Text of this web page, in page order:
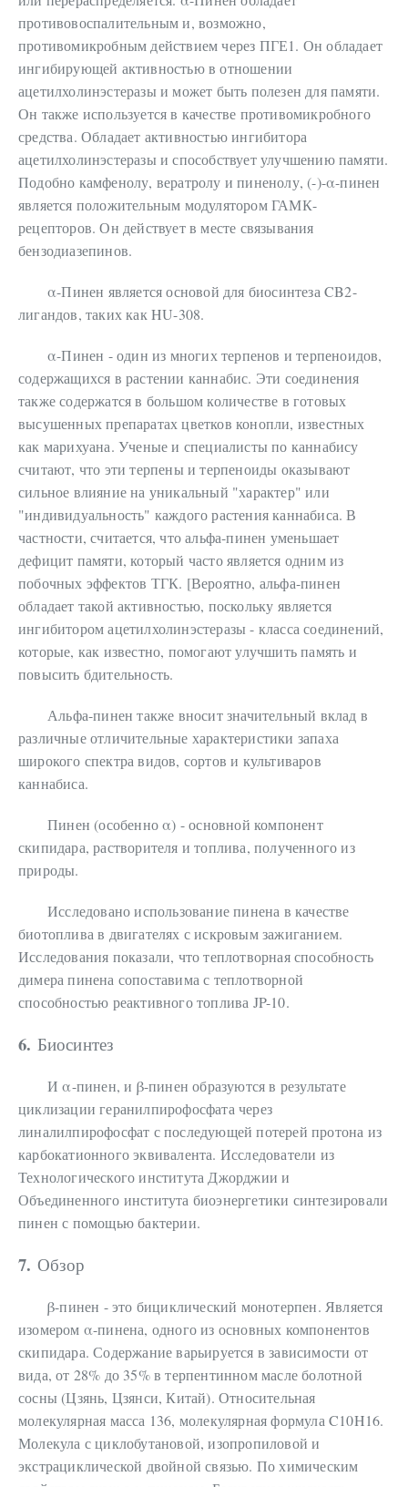
противовоспалительным и, возможно,
противомикробным действием через ПГЕ1. Он обладает
ингибирующей активностью в отношении
ацетилхолинэстеразы и может быть полезен для памяти.
Он также используется в качестве противомикробного
средства. Обладает активностью ингибитора
ацетилхолинэстеразы и способствует улучшению памяти.
Подобно камфенолу, вератролу и пиненолу, (-)-α-пинен
является положительным модулятором ГАМК-
рецепторов. Он действует в месте связывания
бензодиазепинов.
α-Пинен является основой для биосинтеза CB2-
лигандов, таких как HU-308.
α-Пинен - один из многих терпенов и терпеноидов,
содержащихся в растении каннабис. Эти соединения
также содержатся в большом количестве в готовых
высушенных препаратах цветков конопли, известных
как марихуана. Ученые и специалисты по каннабису
считают, что эти терпены и терпеноиды оказывают
сильное влияние на уникальный "характер" или
"индивидуальность" каждого растения каннабиса. В
частности, считается, что альфа-пинен уменьшает
дефицит памяти, который часто является одним из
побочных эффектов ТГК. [Вероятно, альфа-пинен
обладает такой активностью, поскольку является
ингибитором ацетилхолинэстеразы - класса соединений,
которые, как известно, помогают улучшить память и
повысить бдительность.
Альфа-пинен также вносит значительный вклад в
различные отличительные характеристики запаха
широкого спектра видов, сортов и культиваров
каннабиса.
Пинен (особенно α) - основной компонент
скипидара, растворителя и топлива, полученного из
природы.
Исследовано использование пинена в качестве
биотоплива в двигателях с искровым зажиганием.
Исследования показали, что теплотворная способность
димера пинена сопоставима с теплотворной
способностью реактивного топлива JP-10.
6. Биосинтез
И α-пинен, и β-пинен образуются в результате
циклизации геранилпирофосфата через
линалилпирофосфат с последующей потерей протона из
карбокатионного эквивалента. Исследователи из
Технологического института Джорджии и
Объединенного института биоэнергетики синтезировали
пинен с помощью бактерии.
7. Обзор
β-пинен - это бициклический монотерпен. Является
изомером α-пинена, одного из основных компонентов
скипидара. Содержание варьируется в зависимости от
вида, от 28% до 35% в терпентинном масле болотной
сосны (Цзянь, Цзянси, Китай). Относительная
молекулярная масса 136, молекулярная формула C10H16.
Молекула с циклобутановой, изопропиловой и
экстрациклической двойной связью. По химическим